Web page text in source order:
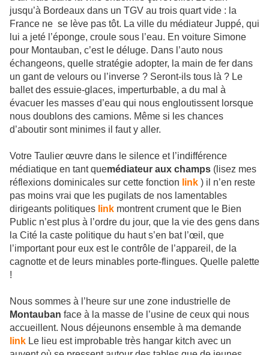
jusqu’à Bordeaux dans un TGV au trois quart vide : la
France ne se lève pas tôt. La ville du médiateur Juppé, qui
lui a jeté l’éponge, croule sous l’eau. En voiture Simone
pour Montauban, c’est le déluge. Dans l’auto nous
échangeons, quelle stratégie adopter, la main de fer dans
un gant de velours ou l’inverse ? Seront-ils tous là ? Le
ballet des essuie-glaces, imperturbable, a du mal à
évacuer les masses d’eau qui nous engloutissent lorsque
nous doublons des camions. Même si les chances
d’aboutir sont minimes il faut y aller.
Votre Taulier œuvre dans le silence et l’indifférence
médiatique en tant quemédiateur aux champs (lisez mes
réflexions dominicales sur cette fonction link ) il n’en reste
pas moins vrai que les pugilats de nos lamentables
dirigeants politiques link montrent crument que le Bien
Public n’est plus à l’ordre du jour, que la vie des gens dans
la Cité la caste politique du haut s’en bat l’œil, que
l’important pour eux est le contrôle de l’appareil, de la
cagnotte et de leurs minables porte-flingues. Quelle palette
!
Nous sommes à l’heure sur une zone industrielle de
Montauban face à la masse de l’usine de ceux qui nous
accueillent. Nous déjeunons ensemble à ma demande
link Le lieu est improbable très hangar kitch avec un